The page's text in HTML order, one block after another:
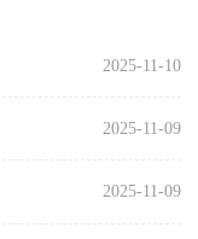
2025-11-10
2025-11-09
2025-11-09